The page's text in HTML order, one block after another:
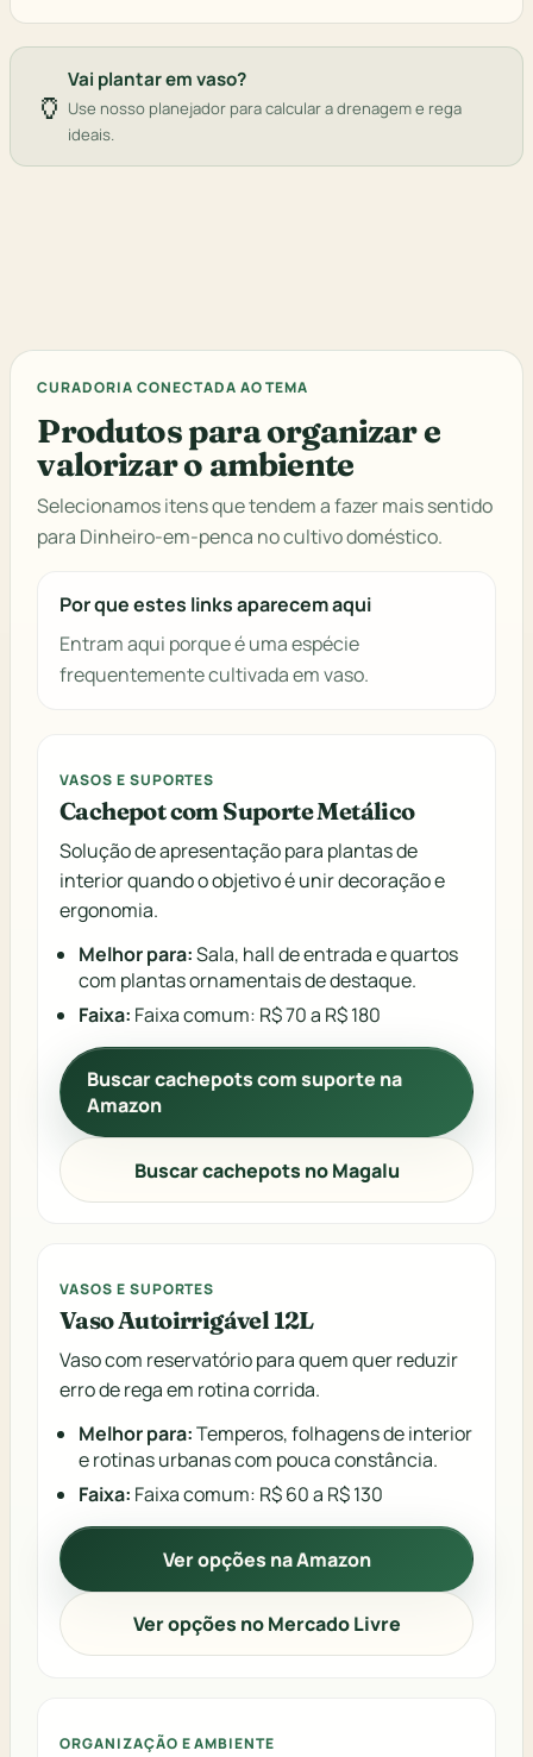
🏺
Vai plantar em vaso?
Use nosso planejador para calcular a drenagem e rega
ideais.
CURADORIA CONECTADA AO TEMA
Produtos para organizar e
valorizar o ambiente
Selecionamos itens que tendem a fazer mais sentido
para Dinheiro-em-penca no cultivo doméstico.
Por que estes links aparecem aqui
Entram aqui porque é uma espécie
frequentemente cultivada em vaso.
VASOS E SUPORTES
Cachepot com Suporte Metálico
Solução de apresentação para plantas de
interior quando o objetivo é unir decoração e
ergonomia.
Melhor para:Sala, hall de entrada e quartos
com plantas ornamentais de destaque.
Faixa: Faixa comum: R$ 70 a R$ 180
Buscar cachepots com suporte na
Amazon
Buscar cachepots no Magalu
VASOS E SUPORTES
Vaso Autoirrigável 12L
Vaso com reservatório para quem quer reduzir
erro de rega em rotina corrida.
Melhor para:Temperos, folhagens de interior
e rotinas urbanas com pouca constância.
Faixa: Faixa comum: R$ 60 a R$ 130
Ver opções na Amazon
Ver opções no Mercado Livre
ORGANIZAÇÃO E AMBIENTE